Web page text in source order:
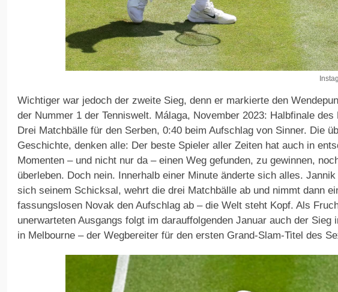
Wichtiger war jedoch der zweite Sieg, denn er markierte den
der Nummer 1 der Tenniswelt. Málaga, November 2023: Halbfinale des
Drei Matchbälle für den Serben, 0:40 beim Aufschlag von Sinner. Die
Geschichte, denken alle: Der beste Spieler aller Zeiten hat auch in
Momenten – und nicht nur da – einen Weg gefunden, zu gewinnen,
überleben. Doch nein. Innerhalb einer Minute änderte sich alles.
sich seinem Schicksal, wehrt die drei Matchbälle ab und nimmt dann
fassungslosen Novak den Aufschlag ab – die Welt steht Kopf. Als
unerwarteten Ausgangs folgt im darauffolgenden Januar auch der Sieg
in Melbourne – der Wegbereiter für den ersten Grand-Slam-Titel des